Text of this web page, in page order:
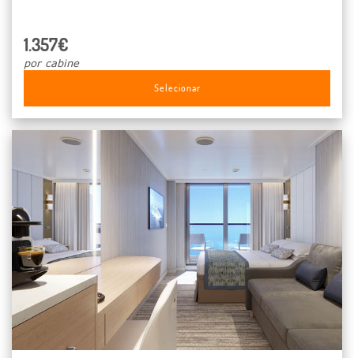
1.357€
por cabine
Selecionar